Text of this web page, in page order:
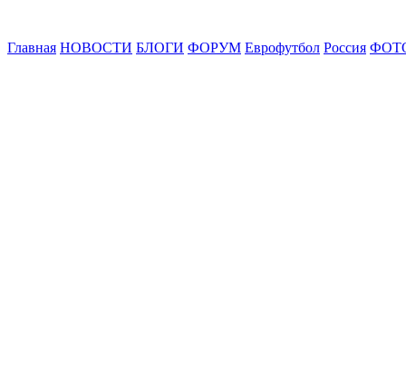
Главная НОВОСТИ БЛОГИ ФОРУМ Еврофутбол Россия